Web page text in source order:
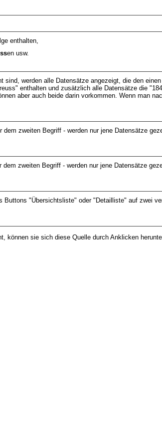
enthalten,
en usw.
werden alle Datensätze angezeigt, die den
enthalten und zusätzlich alle Datensätze die
aber auch beide darin vorkommen. Wenn man
zweiten Begriff - werden nur jene Datensätze
zweiten Begriff - werden nur jene Datensätze
Buttons "Übersichtsliste" oder "Detailliste" auf zwei
können sie sich diese Quelle durch Anklicken